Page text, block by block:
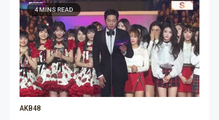
4 MINS READ
AKB48